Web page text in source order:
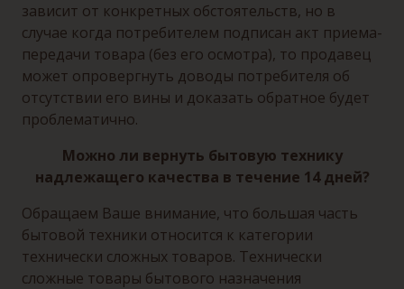
зависит от конкретных обстоятельств, но в
случае когда потребителем подписан акт приема-
передачи товара (без его осмотра), то продавец
может опровергнуть доводы потребителя об
отсутствии его вины и доказать обратное будет
проблематично.
Можно ли вернуть бытовую технику
надлежащего качества в течение 14 дней?
Обращаем Ваше внимание, что большая часть
бытовой техники относится к категории
технически сложных товаров. Технически
сложные товары бытового назначения